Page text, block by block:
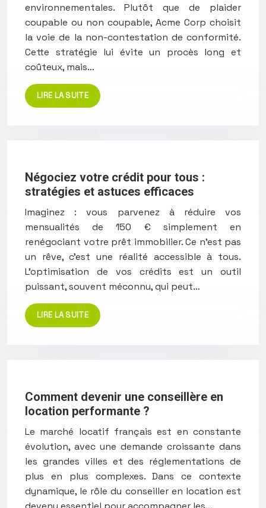
environnementales. Plutôt que de plaider
coupable ou non coupable, Acme Corp choisit
la voie de la non-contestation de conformité.
Cette stratégie lui évite un procès long et
coûteux, mais…
LIRE LA SUITE
Négociez votre crédit pour tous :
stratégies et astuces efficaces
Imaginez : vous parvenez à réduire vos
mensualités de 150 € simplement en
renégociant votre prêt immobilier. Ce n’est pas
un rêve, c’est une réalité accessible à tous.
L’optimisation de vos crédits est un outil
puissant, souvent méconnu, qui peut…
LIRE LA SUITE
Comment devenir une conseillère en
location performante ?
Le marché locatif français est en constante
évolution, avec une demande croissante dans
les grandes villes et des réglementations de
plus en plus complexes. Dans ce contexte
dynamique, le rôle du conseiller en location est